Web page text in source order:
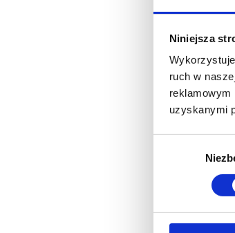
Niniejsza
ruch w
reklamowym
uzyskanymi